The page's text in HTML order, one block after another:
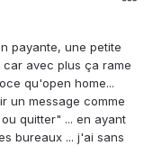
payante, une petite
avec plus ça rame
qu'open home...
un message comme
quitter" ... en ayant
bureaux ... j'ai sans